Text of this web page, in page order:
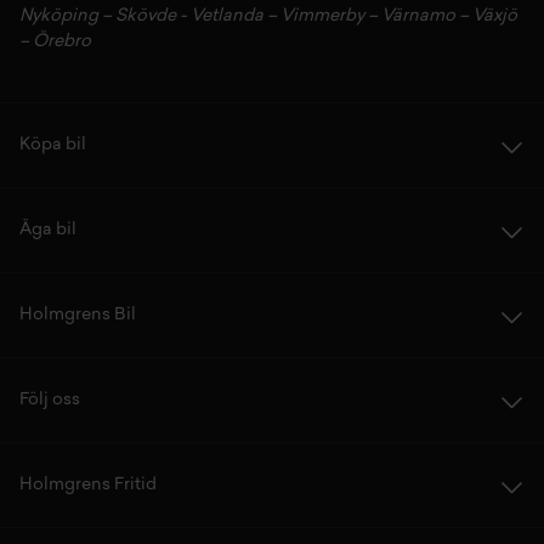
Nyköping– Skövde- Vetlanda – Vimmerby– Värnamo – Växjö
– Örebro
Köpa bil
Äga bil
Holmgrens Bil
Följ oss
Holmgrens Fritid